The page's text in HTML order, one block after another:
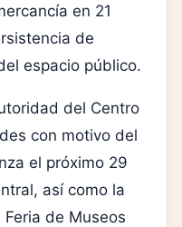
en 21
de
espacio público.
del Centro
con motivo del
el próximo 29
así como la
de Museos